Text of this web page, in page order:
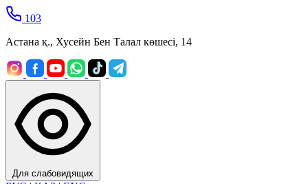
103
Астана қ., Хусейн Бен Талал көшесі, 14
Для слабовидящих